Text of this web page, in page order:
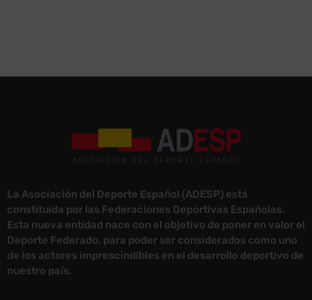
La Asociación del Deporte Español (ADESP) está
constituida por las Federaciones Deportivas Españolas.
Esta nueva entidad nace con el objetivo de poner en valor el
Deporte Federado, para poder ser considerados como uno
de los actores imprescindibles en el desarrollo deportivo de
nuestro país.